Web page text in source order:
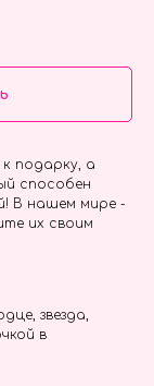
подарку, а
способен
В нашем мире -
их своим
звезда,
в